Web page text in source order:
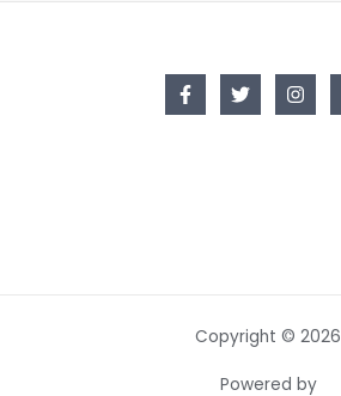
Copyright © 2026
Powered by